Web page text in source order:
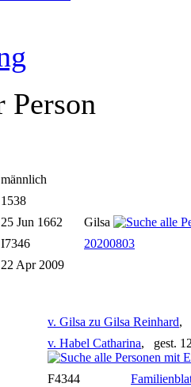
Person
männlich
1538
25 Jun 1662
Gilsa
I7346
20200803
22 Apr 2009
v. Gilsa zu Gilsa Reinhard,
v. Habel Catharina, gest.
F4344